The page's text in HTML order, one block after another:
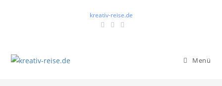
kreativ-reise.de
Menü